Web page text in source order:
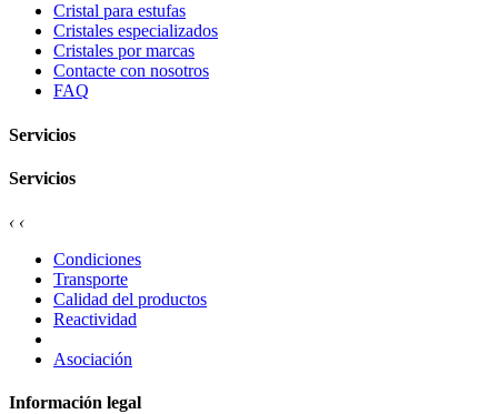
Cristal para estufas
Cristales especializados
Cristales por marcas
Contacte con nosotros
FAQ
Servicios
Servicios
‹ ‹
Condiciones
Transporte
Calidad del productos
Reactividad
Asociación
Información legal